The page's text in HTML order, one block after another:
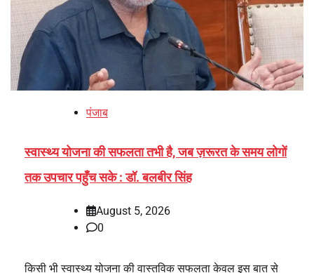
पंजाब
स्वास्थ्य योजना की सफलता तभी है, जब ज़रूरत के समय लोगों
तक उपचार पहुँच सके : डॉ. बलबीर सिंह
August 5, 2026
0
किसी भी स्वास्थ्य योजना की वास्तविक सफलता केवल इस बात से